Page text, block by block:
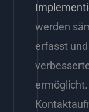
werden
erfasst